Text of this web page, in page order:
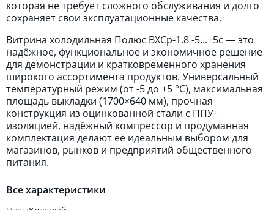
которая не требует сложного обслуживания и долго
сохраняет свои эксплуатационные качества.
Витрина холодильная Полюс ВХСр-1.8 -5...+5с — это
надёжное, функциональное и экономичное решение
для демонстрации и кратковременного хранения
широкого ассортимента продуктов. Универсальный
температурный режим (от -5 до +5 °C), максимальная
площадь выкладки (1700×640 мм), прочная
конструкция из оцинкованной стали с ППУ-
изоляцией, надёжный компрессор и продуманная
комплектация делают её идеальным выбором для
магазинов, рынков и предприятий общественного
питания.
Все характеристики